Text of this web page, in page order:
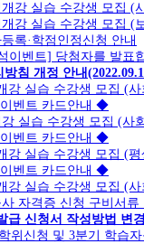
강 실습 수강생 모집 (
강 실습 수강생 모집 (
록·학점인정신청 안내
벤트] 당첨자를 발표
침 개정 안내
강 실습 수강생 모집 (
벤트 카드안내 ◆
실습 수강생 모집 (사
벤트 카드안내 ◆
강 실습 수강생 모집 (
벤트 카드안내 ◆
강 실습 수강생 모집 (
자격증 신청 구비서류
급 신청서 작성방법 변
위신청 및 3분기 학습